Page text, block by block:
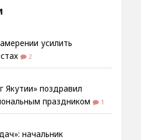
усилить
2
Якутии» поздравил
праздником
1
начальник